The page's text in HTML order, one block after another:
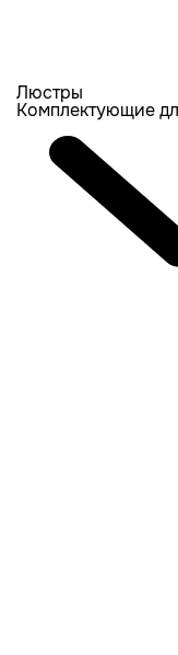
Люстры
Комплектующие